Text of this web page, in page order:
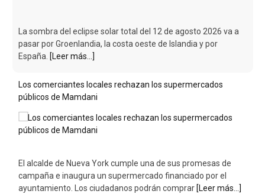
La sombra del eclipse solar total del 12 de agosto 2026 va a
pasar por Groenlandia, la costa oeste de Islandia y por
España. [Leer más...]
Los comerciantes locales rechazan los supermercados
públicos de Mamdani
El alcalde de Nueva York cumple una de sus promesas de
campaña e inaugura un supermercado financiado por el
ayuntamiento. Los ciudadanos podrán comprar [Leer más...]